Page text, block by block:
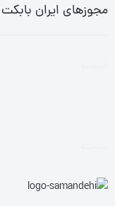
مجوزهای ایران بابکت